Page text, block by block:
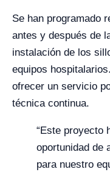
Se han programado
antes y después de
instalación de los
equipos
ofrecer un servicio
técnica continua.
“Este proyecto
oportunidad de
para nuestro